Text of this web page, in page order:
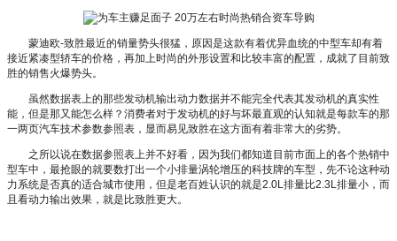
蒙迪欧-致胜最近的销量势头很猛，原因是这款有着优异血统的中型车却有着
接近紧凑型轿车的价格，再加上时尚的外形设置和比较丰富的配置，成就了目前致
胜的销售火爆势头。
虽然数据表上的那些发动机输出动力数据并不能完全代表其发动机的真实性
能，但是那又能怎么样？消费者对于发动机的好与坏最直观的认知就是每款车的那
一两页汽车技术参数参照表，显而易见致胜在这方面有着非常大的劣势。
之所以说在数据参照表上并不好看，因为我们都知道目前市面上的各个热销中
型车中，最抢眼的就要数打出一个小排量涡轮增压的科技牌的车型，先不论这种动
力系统是否真的适合城市使用，但是老百姓认识的就是2.0L排量比2.3L排量小，而
且看动力输出效果，就是比致胜更大。